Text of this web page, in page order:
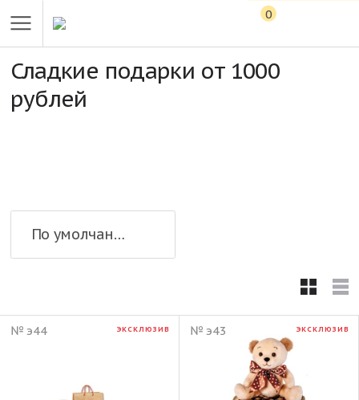
0
Сладкие подарки от 1000
рублей
По умолчанию
№ э44 ЭКСКЛЮЗИВ № э43 ЭКСКЛЮЗИВ